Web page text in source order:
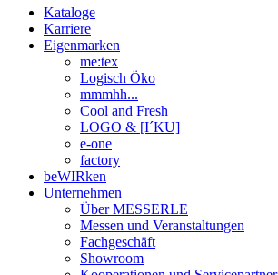
Kataloge
Karriere
Eigenmarken
me:tex
Logisch Öko
mmmhh...
Cool and Fresh
LOGO & [I´KU]
e-one
factory
beWIRken
Unternehmen
Über MESSERLE
Messen und Veranstaltungen
Fachgeschäft
Showroom